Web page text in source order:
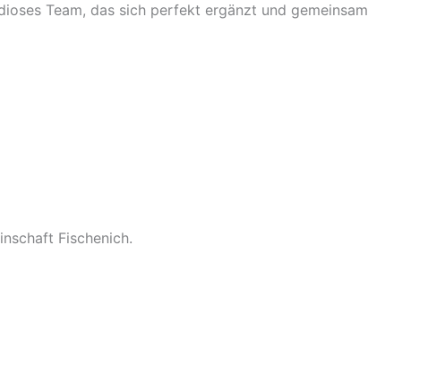
Team, das sich perfekt ergänzt und gemeinsam
Fischenich.